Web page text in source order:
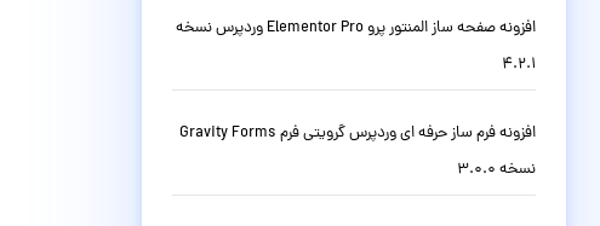
افزونه صفحه ساز المنتور پرو Elementor Pro وردپرس نسخه
4.2.1
افزونه فرم ساز حرفه ای وردپرس گرویتی فرم Gravity Forms
نسخه 3.0.0